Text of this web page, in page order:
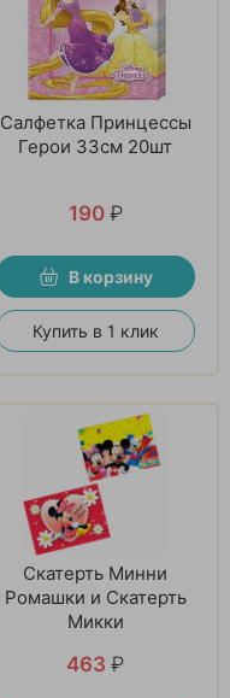
Салфетка Принцессы
Герои 33см 20шт
190 ₽
В корзину
Купить в 1 клик
Скатерть Минни
Ромашки и Скатерть
Микки
463 ₽